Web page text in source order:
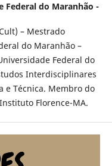
Federal do Maranhão -
– Mestrado
do Maranhão –
Federal do
Interdisciplinares
e Técnica. Membro do
Florence-MA.